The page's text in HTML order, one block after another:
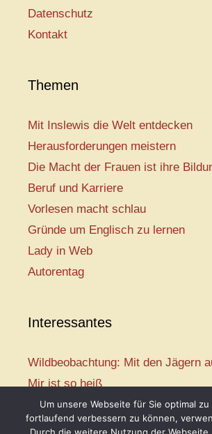
Datenschutz
Kontakt
Themen
Mit Inslewis die Welt entdecken
Herausforderungen meistern
Die Macht der Frauen ist ihre
Beruf und Karriere
Vorlesen macht schlau
Gründe um Englisch zu lernen
Lady in Web
Autorentag
Interessantes
Wildbeobachtung: Mit den Jägern
Mir ist so heiß
Mission: Rettungsschwimmer
Vogelwelt-Entdeckertour
Um unsere Webseite für Sie optimal
fortlaufend verbessern zu können,